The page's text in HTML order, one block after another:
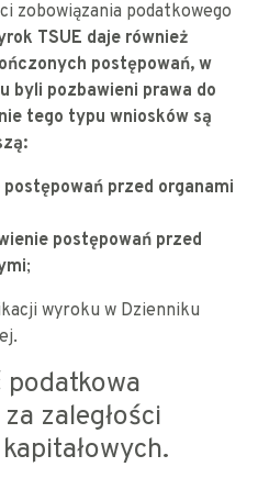
zobowiązania podatkowego
TSUE daje również
postępowań, w
byli pozbawieni prawa do
tego typu wniosków są
przed organami
postępowań przed
;
wyroku w Dzienniku
zaległości